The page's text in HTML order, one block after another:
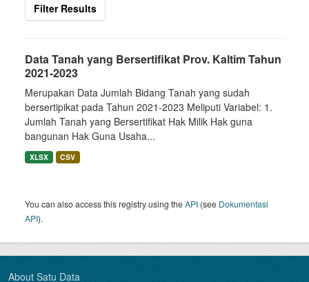
Filter Results
Data Tanah yang Bersertifikat Prov. Kaltim Tahun
2021-2023
Merupakan Data Jumlah Bidang Tanah yang sudah
bersertipikat pada Tahun 2021-2023 Meliputi Variabel: 1.
Jumlah Tanah yang Bersertifikat Hak Milik Hak guna
bangunan Hak Guna Usaha...
XLSX CSV
You can also access this registry using theAPI (see Dokumentasi
API).
About Satu Data